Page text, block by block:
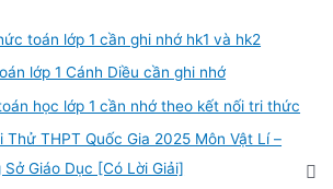
toán lớp 1 cần ghi nhớ hk1 và hk2
lớp 1 Cánh Diều cần ghi nhớ
học lớp 1 cần nhớ theo kết nối tri thức
Thử THPT Quốc Gia 2025 Môn Vật Lí –
Giáo Dục [Có Lời Giải]